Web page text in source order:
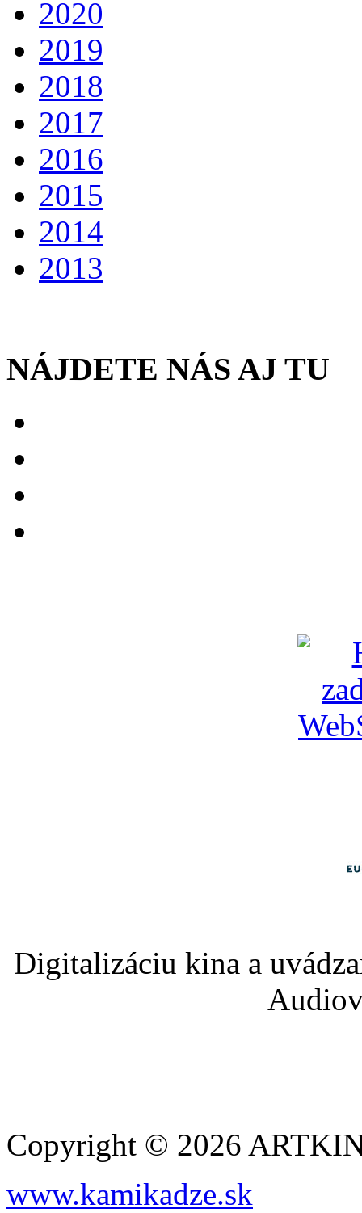
2020
2019
2018
2017
2016
2015
2014
2013
NÁJDETE NÁS AJ TU
Digitalizáciu kina a
Copyright © 2026
www.kamikadze.sk